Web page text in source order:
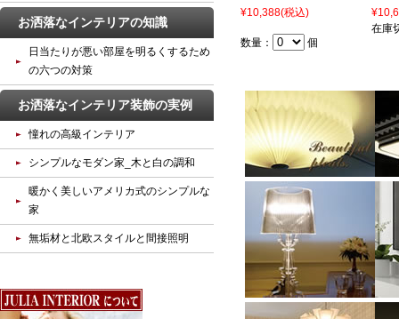
¥10,388(税込)
数量： 個
在庫
お洒落なインテリアの知識
日当たりが悪い部屋を明るくするため
の六つの対策
お洒落なインテリア装飾の実例
憧れの高級インテリア
シンプルなモダン家_木と白の調和
暖かく美しいアメリカ式のシンプルな
家
無垢材と北欧スタイルと間接照明